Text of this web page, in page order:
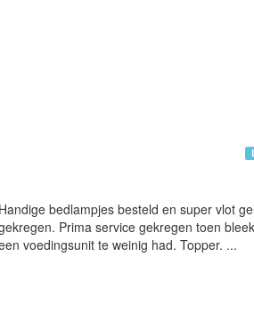
Handige bedlampjes besteld en super vlot
Prima service gekregen toen
voedingsunit te weinig had. Topper. ...